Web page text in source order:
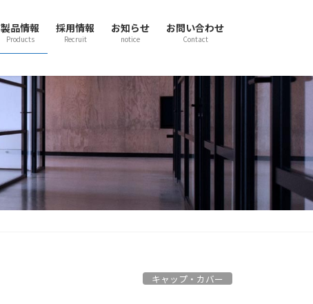
製品情報
Products
採用情報
Recruit
お知らせ
notice
お問い合わせ
Contact
キャップ・カバー